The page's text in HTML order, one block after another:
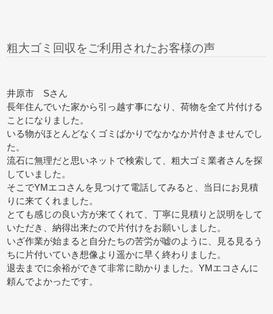
粗大ゴミ回収をご利用されたお客様の声
井原市 Sさん
長年住んでいた家から引っ越す事になり、荷物を全て片付ける
ことになりました。
いる物がほとんどなくゴミばかりでなかなか片付きませんでし
た。
流石に無理だと思いネットで検索して、粗大ゴミ業者さんを探
していました。
そこでYMエコさんを見つけて電話してみると、当日にお見積
りに来てくれました。
とても感じの良い方が来てくれて、丁寧に見積りと説明をして
いただき、納得出来たので片付けをお願いしました。
いざ作業が始まると自分たちの苦労が嘘のように、見る見るう
ちに片付いていき想像より遥かに早く終わりました。
退去までに余裕ができて非常に助かりました。YMエコさんに
頼んでよかったです。